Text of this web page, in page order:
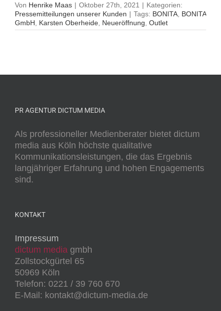
Von Henrike Maas | Oktober 27th, 2021 | Kategorien:
Pressemitteilungen unserer Kunden | Tags: BONITA BONITA
GmbH
Karsten Oberheide Neueröffnung Outlet
PR AGENTUR DICTUM MEDIA
Als professioneller Medienberater bietet dictum
media aus Köln höchste qualitative
Kommunikationsleistungen, die das Ergebnis
langjähriger Erfahrung und hohen Engagements
sind.
KONTAKT
Impressum
dictum media gmbh
Zollstockgürtel 65
50969 Köln
Telefon: 0221 / 39 760 670
E-Mail: kontakt@dictum-media.de